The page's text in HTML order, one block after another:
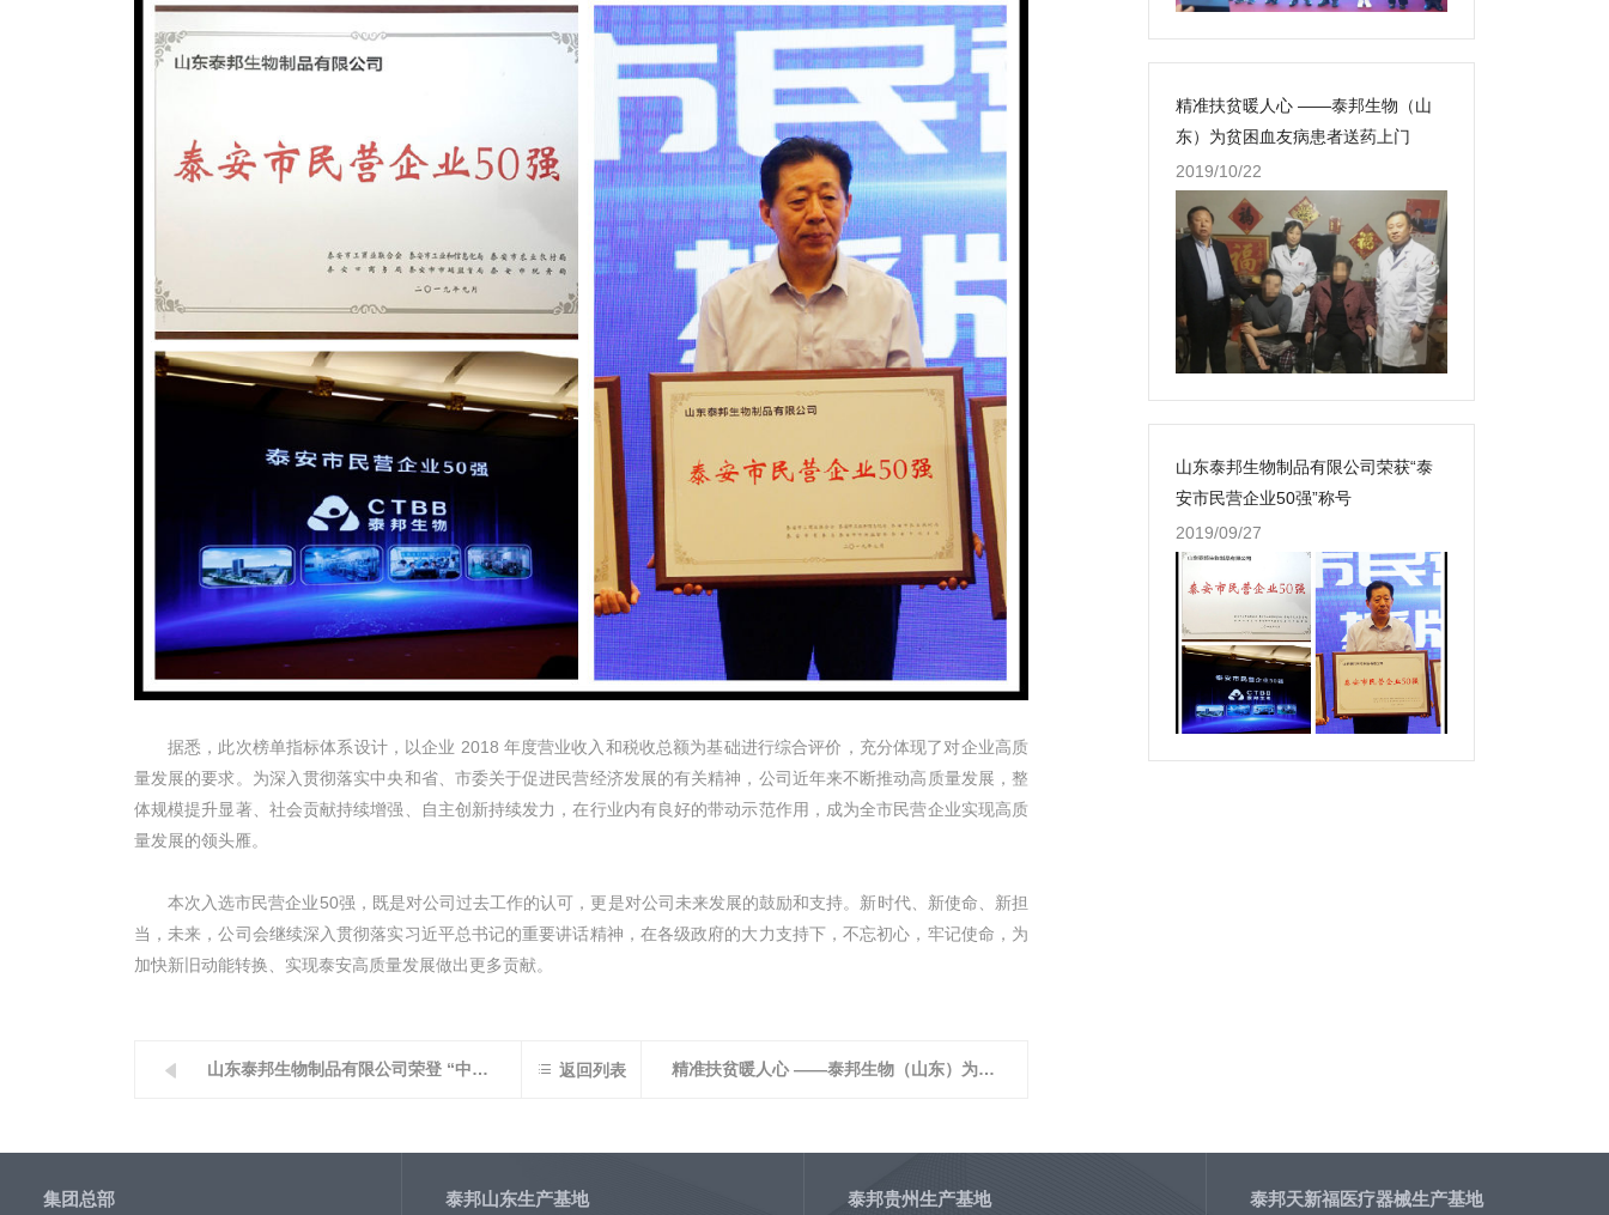
据悉，此次榜单指标体系设计，以企业 2018 年度营业收入和税收总额为基础进行综合评价，充分体现了对企业高质
量发展的要求。为深入贯彻落实中央和省、市委关于促进民营经济发展的有关精神，公司近年来不断推动高质量发展，整
体规模提升显著、社会贡献持续增强、自主创新持续发力，在行业内有良好的带动示范作用，成为全市民营企业实现高质
量发展的领头雁。
本次入选市民营企业50强，既是对公司过去工作的认可，更是对公司未来发展的鼓励和支持。新时代、新使命、新担
当，未来，公司会继续深入贯彻落实习近平总书记的重要讲话精神，在各级政府的大力支持下，不忘初心，牢记使命，为
加快新旧动能转换、实现泰安高质量发展做出更多贡献。
山东泰邦生物制品有限公司荣登 “中国生物医药企业TOP20排行榜”  返回列表 精准扶贫暖人心 ——泰邦生物（山东）为贫困血友病患者送药上门
精准扶贫暖人心 ——泰邦生物（山
东）为贫困血友病患者送药上门
2019/10/22
山东泰邦生物制品有限公司荣获“泰
安市民营企业50强”称号
2019/09/27
集团总部 泰邦山东生产基地 泰邦贵州生产基地 泰邦天新福医疗器械生产基地